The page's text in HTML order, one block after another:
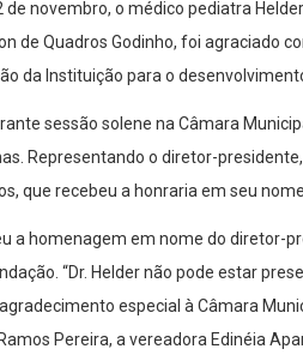
de novembro, o médico pediatra
de Quadros Godinho, foi agraciado
da Instituição para o
sessão solene na Câmara
Representando o diretor-
que recebeu a honraria em seu
a homenagem em nome do diretor-
“Dr. Helder não pode estar
especial à Câmara
Pereira, a vereadora Edinéia